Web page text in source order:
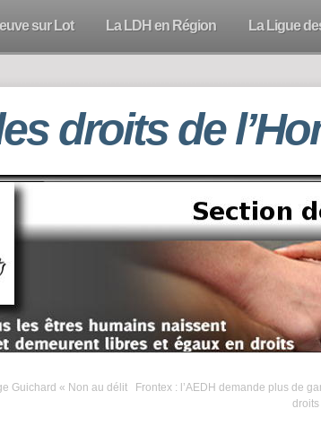
sur Lot La LDH en Région La Ligue
droits de
Guichard « Non au délit
Frontex : l’AEDH demande plus de
droits